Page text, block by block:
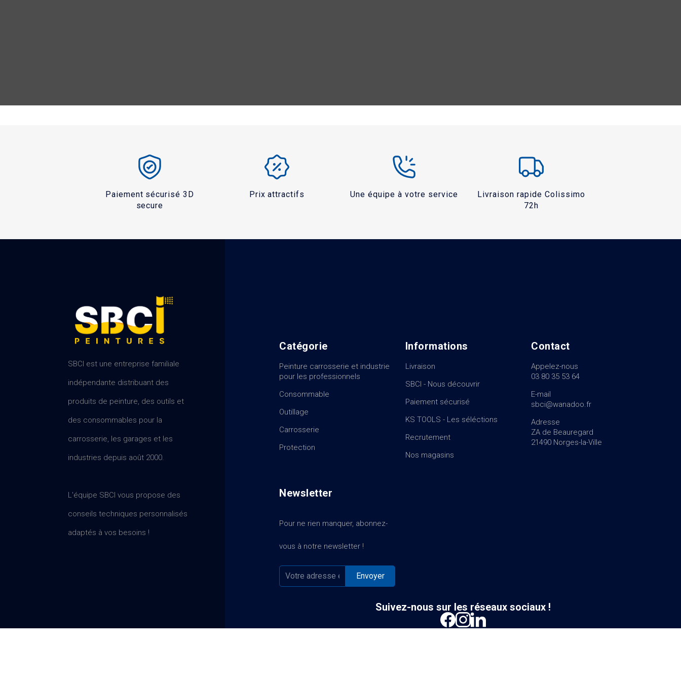
Paiement sécurisé 3D
secure
Prix attractifs Une équipe à votre service
Livraison rapide Colissimo
72h
SBCI est une entreprise familiale
indépendante distribuant des
produits de peinture, des outils et
des consommables pour la
carrosserie, les garages et les
industries depuis août 2000.
L'équipe SBCI vous propose des
conseils techniques personnalisés
adaptés à vos besoins !
Pour ne rien manquer, abonnez-
vous à notre newsletter !
Newsletter
Catégorie
Peinture carrosserie et industrie
pour les professionnels
Consommable
Outillage
Carrosserie
Protection
Informations
Livraison
SBCI - Nous découvrir
Paiement sécurisé
KS TOOLS - Les séléctions
Recrutement
Nos magasins
Contact
Appelez-nous
03 80 35 53 64
E-mail
sbci@wanadoo.fr
Adresse
ZA de Beauregard
21490 Norges-la-Ville
Suivez-nous sur les réseaux sociaux !